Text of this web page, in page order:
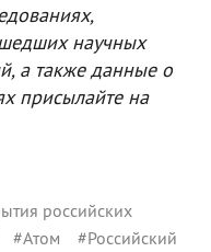
научных
а также данные о
присылайте на
российских
#Атом #Российский